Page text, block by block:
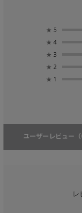
★ 5
★ 4
★ 3
★ 2
★ 1
ユーザーレビュー
レ